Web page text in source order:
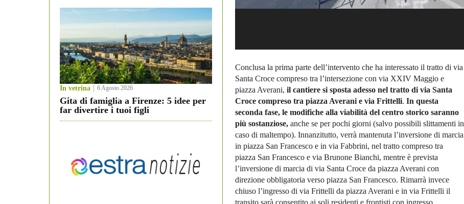
In vetrina 6 Agosto 2026
Gita di famiglia a Firenze: 5 idee per
far divertire i tuoi figli
Conclusa la prima parte dell’intervento che ha interessato il tratto di via
Santa Croce compreso tra l’intersezione con via XXIV Maggio e
piazza Averani, il cantiere si sposta adesso nel tratto di via Santa
Croce compreso tra piazza Averani e via Frittelli. In questa
seconda fase, le modifiche alla viabilità del centro storico saranno
più sostanziose, anche se per pochi giorni (salvo possibili slittamenti in
caso di maltempo). Innanzitutto, verrà mantenuta l’inversione di marcia
in piazza San Francesco e in via Fabbrini, nel tratto compreso tra
piazza San Francesco e via Brunone Bianchi, mentre è prevista
l’inversione di marcia di via Santa Croce da piazza Averani con
direzione obbligatoria verso piazza San Francesco. Rimarrà invece
chiuso l’ingresso di via Frittelli da piazza Averani e in via Frittelli il